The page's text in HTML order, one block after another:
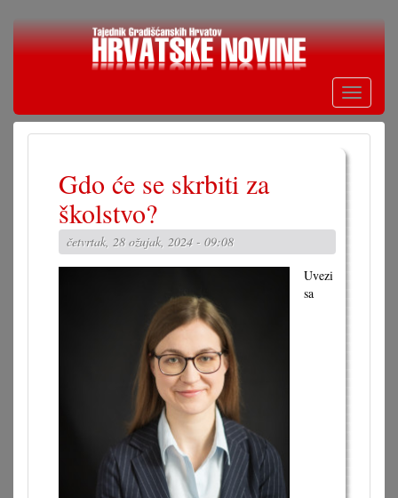
Skoči
Toggle
Gdo će se skrbiti za
školstvo?
četvrtak, 28 ožujak, 2024 - 09:08
Uvezi
sa